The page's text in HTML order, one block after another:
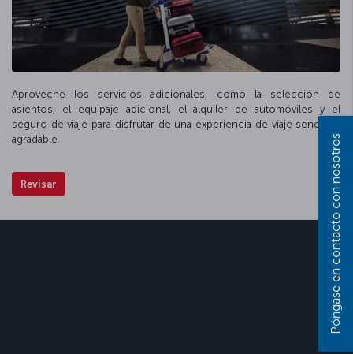
Aproveche los servicios adicionales, como la selección de
asientos, el equipaje adicional, el alquiler de automóviles y el
seguro de viaje para disfrutar de una experiencia de viaje sencilla y
agradable.
Revisar Póngase en contacto con nosotros